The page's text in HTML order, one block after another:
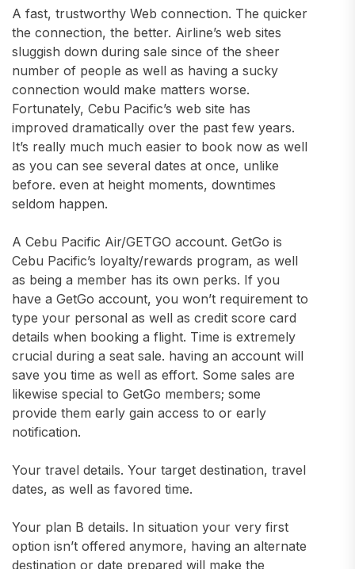
A fast, trustworthy Web connection. The quicker
the connection, the better. Airline’s web sites
sluggish down during sale since of the sheer
number of people as well as having a sucky
connection would make matters worse.
Fortunately, Cebu Pacific’s web site has
improved dramatically over the past few years.
It’s really much much easier to book now as well
as you can see several dates at once, unlike
before. even at height moments, downtimes
seldom happen.
A Cebu Pacific Air/GETGO account. GetGo is
Cebu Pacific’s loyalty/rewards program, as well
as being a member has its own perks. If you
have a GetGo account, you won’t requirement to
type your personal as well as credit score card
details when booking a flight. Time is extremely
crucial during a seat sale. having an account will
save you time as well as effort. Some sales are
likewise special to GetGo members; some
provide them early gain access to or early
notification.
Your travel details. Your target destination, travel
dates, as well as favored time.
Your plan B details. In situation your very first
option isn’t offered anymore, having an alternate
destination or date prepared will make the